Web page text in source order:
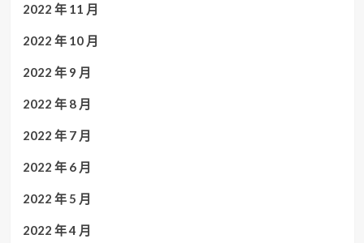
2022 年 11 月
2022 年 10 月
2022 年 9 月
2022 年 8 月
2022 年 7 月
2022 年 6 月
2022 年 5 月
2022 年 4 月